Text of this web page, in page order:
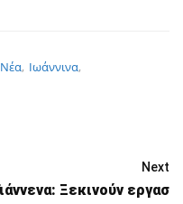
, Ιωάννινα,
Next
Ξεκινούν εργασ